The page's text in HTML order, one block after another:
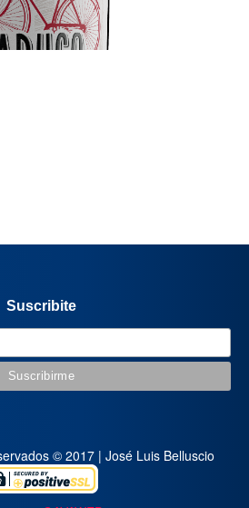
Suscribite
© 2017 | José Luis Belluscio